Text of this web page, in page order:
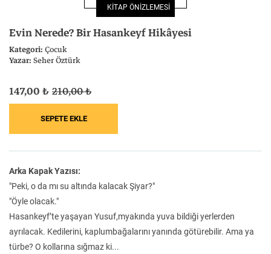
Felsefe Kesişimler
İnsan ve Toplum
Klasik
KİTAP ÖNİZLEMESİ
Evin Nerede? Bir Hasankeyf Hikâyesi
Kategori:Çocuk
Yazar:Seher Öztürk
Arka Kapak Yazısı:
"Peki, o da mı su altında kalacak Şiyar?"
"Öyle olacak."
Hasankeyf’te yaşayan Yusuf,myakında yuva bildiği yerlerden
ayrılacak. Kedilerini, kaplumbağalarını yanında götürebilir. Ama ya
türbe? O kollarına sığmaz ki...
147,00 ₺ 210,00 ₺